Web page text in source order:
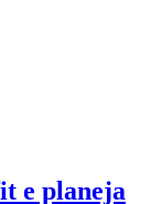
e planeja